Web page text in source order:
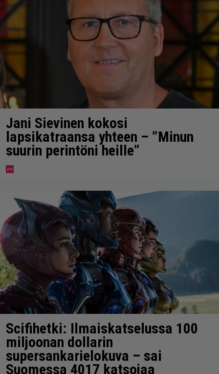
Jani Sievinen kokosi
lapsikatraansa yhteen – ”Minun
suurin perintöni heille”
Scifihetki: Ilmaiskatselussa 100
miljoonan dollarin
supersankarielokuva – sai
Suomessa 4017 katsojaa